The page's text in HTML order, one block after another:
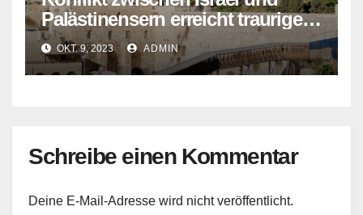
Palästinensern erreicht traurigen
Höhepunkt
OKT. 9, 2023 ADMIN
Schreibe einen Kommentar
Deine E-Mail-Adresse wird nicht veröffentlicht.